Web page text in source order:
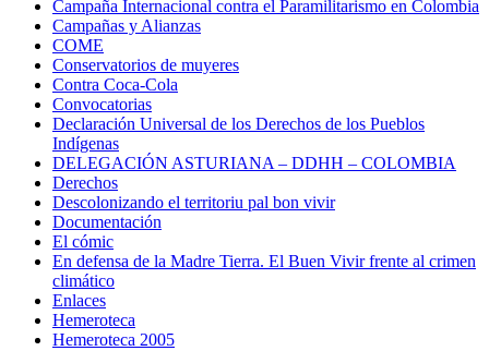
Campaña Internacional contra el Paramilitarismo en Colombia
Campañas y Alianzas
COME
Conservatorios de muyeres
Contra Coca-Cola
Convocatorias
Declaración Universal de los Derechos de los Pueblos
Indígenas
DELEGACIÓN ASTURIANA – DDHH – COLOMBIA
Derechos
Descolonizando el territoriu pal bon vivir
Documentación
El cómic
En defensa de la Madre Tierra. El Buen Vivir frente al crimen
climático
Enlaces
Hemeroteca
Hemeroteca 2005